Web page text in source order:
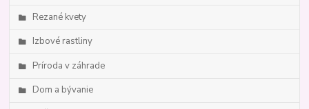
Rezané kvety
Izbové rastliny
Príroda v záhrade
Dom a bývanie